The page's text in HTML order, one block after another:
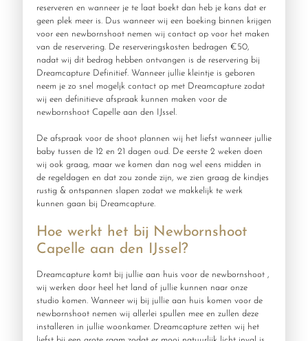
reserveren en wanneer je te laat boekt dan heb je kans dat er
geen plek meer is. Dus wanneer wij een boeking binnen krijgen
voor een newbornshoot nemen wij contact op voor het maken
van de reservering. De reserveringskosten bedragen €50,
nadat wij dit bedrag hebben ontvangen is de reservering bij
Dreamcapture Definitief. Wanneer jullie kleintje is geboren
neem je zo snel mogeljk contact op met Dreamcapture zodat
wij een definitieve afspraak kunnen maken voor de
newbornshoot Capelle aan den IJssel.
De afspraak voor de shoot plannen wij het liefst wanneer jullie
baby tussen de 12 en 21 dagen oud. De eerste 2 weken doen
wij ook graag, maar we komen dan nog wel eens midden in
de regeldagen en dat zou zonde zijn, we zien graag de kindjes
rustig & ontspannen slapen zodat we makkelijk te werk
kunnen gaan bij Dreamcapture.
Hoe werkt het bij Newbornshoot
Capelle aan den IJssel?
Dreamcapture komt bij jullie aan huis voor de newbornshoot ,
wij werken door heel het land of jullie kunnen naar onze
studio komen. Wanneer wij bij jullie aan huis komen voor de
newbornshoot nemen wij allerlei spullen mee en zullen deze
installeren in jullie woonkamer. Dreamcapture zetten wij het